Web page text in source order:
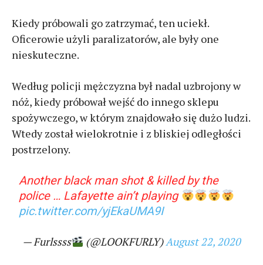
Kiedy próbowali go zatrzymać, ten uciekł.
Oficerowie użyli paralizatorów, ale były one
nieskuteczne.
Według policji mężczyzna był nadal uzbrojony w
nóż, kiedy próbował wejść do innego sklepu
spożywczego, w którym znajdowało się dużo ludzi.
Wtedy został wielokrotnie i z bliskiej odległości
postrzelony.
Another black man shot & killed by the
police … Lafayette ain’t playing
pic.twitter.com/yjEkaUMA9I
— Furlssss (@LOOKFURLY)August 22, 2020